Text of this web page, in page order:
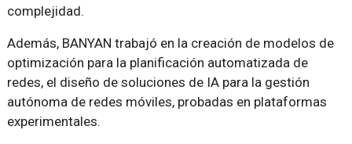
complejidad.
Además, BANYAN trabajó en la creación de modelos de
optimización para la planificación automatizada de
redes, el diseño de soluciones de IA para la gestión
autónoma de redes móviles, probadas en plataformas
experimentales.